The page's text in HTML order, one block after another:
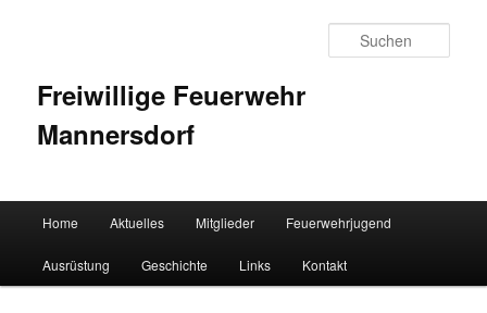
Freiwillige Feuerwehr
Mannersdorf
Zum Inhalt wechseln
Zum sekundären Inhalt wechseln
Home Aktuelles Mitglieder Feuerwehrjugend
Ausrüstung Geschichte Links Kontakt